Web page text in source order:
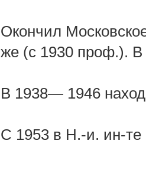
Окончил
же (с 1930 проф.).
В 1938— 1946
С 1953 в Н.-и. ин-те